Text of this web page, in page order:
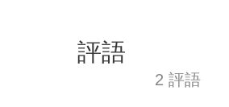
評語
2 評語